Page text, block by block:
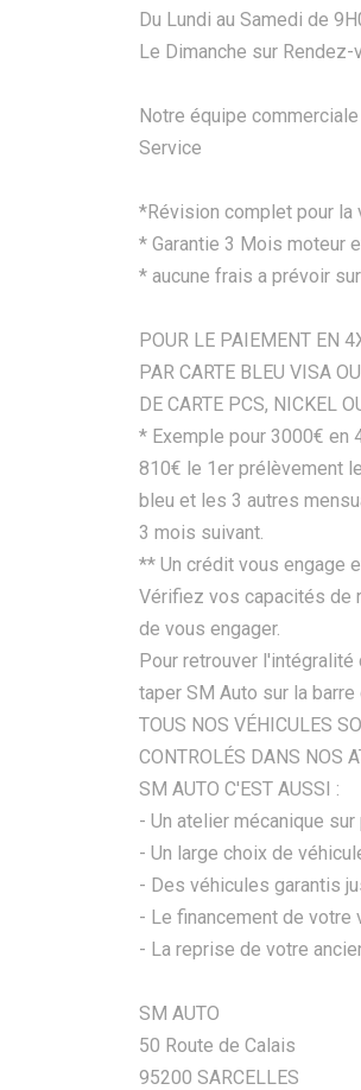
Du Lundi au Samedi de
Le Dimanche sur Rendez-
Notre équipe
Service
*Révision complet pour la
* Garantie 3 Mois moteur
* aucune frais a prévoir
POUR LE PAIEMENT EN
PAR CARTE BLEU VISA
DE CARTE PCS, NICKEL
* Exemple pour 3000€ en
810€ le 1er prélèvement
bleu et les 3 autres
3 mois suivant.
** Un crédit vous engage
Vérifiez vos capacités de
de vous engager.
Pour retrouver
taper SM Auto sur la
TOUS NOS VÉHICULES
CONTROLÉS DANS NOS
SM AUTO C'EST AUSSI :
- Un atelier mécanique sur
- Un large choix de
- Des véhicules garantis
- Le financement de votre
- La reprise de votre
SM AUTO
50 Route de Calais
95200 SARCELLES